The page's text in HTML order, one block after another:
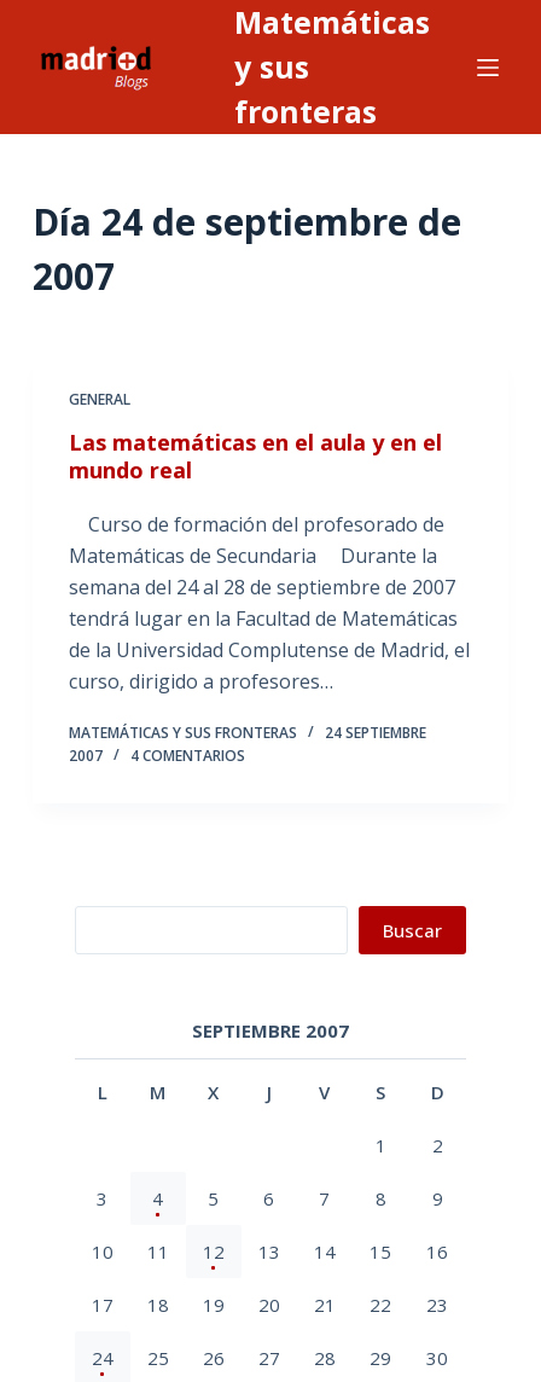
Matemáticas
y sus
fronteras
Día 24 de septiembre de
2007
GENERAL
Las matemáticas en el aula y en el
mundo real
Curso de formación del profesorado de
Matemáticas de Secundaria Durante la
semana del 24 al 28 de septiembre de 2007
tendrá lugar en la Facultad de Matemáticas
de la Universidad Complutense de Madrid, el
curso, dirigido a profesores…
MATEMÁTICAS Y SUS FRONTERAS
24 SEPTIEMBRE
2007
4 COMENTARIOS
Buscar
SEPTIEMBRE 2007
L M X J V S D
1 2
3 4 5 6 7 8 9
10 11 12 13 14 15 16
17 18 19 20 21 22 23
24 25 26 27 28 29 30